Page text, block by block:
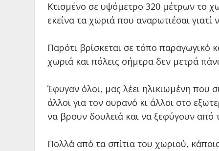
Κτισμένο σε υψόμετρο 320 μέτρων το
εκείνα τα χωριά που αναρωτιέσαι
Παρότι βρίσκεται σε τόπο παραγωγικό
χωριά και πόλεις σήμερα δεν μετρά
Έφυγαν όλοι, μας λέει ηλικιωμένη που
άλλοι για τον ουρανό κι άλλοι στο
να βρουν δουλειά και να ξεφύγουν από
Πολλά από τα σπίτια του χωριού,